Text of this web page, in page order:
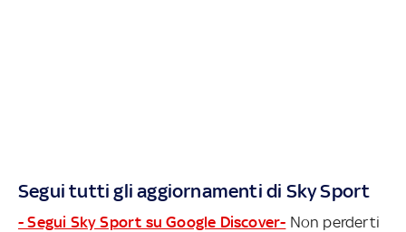
Segui tutti gli aggiornamenti di Sky Sport
- Segui Sky Sport su Google Discover- Non perderti